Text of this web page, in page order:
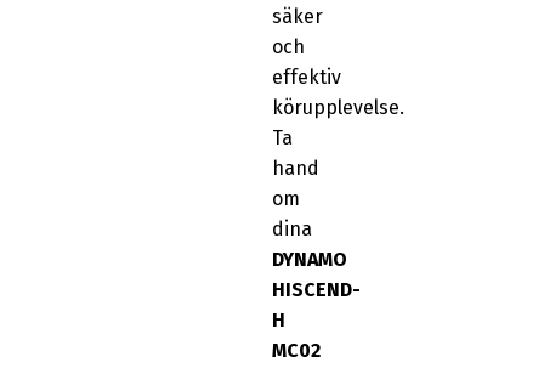
säker
och
effektiv
körupplevelse.
Ta
hand
om
dina
DYNAMO
HISCEND-
H
MC02